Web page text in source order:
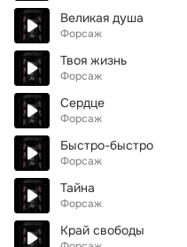
Великая душа
Форсаж
Твоя жизнь
Форсаж
Сердце
Форсаж
Быстро-быстро
Форсаж
Тайна
Форсаж
Край свободы